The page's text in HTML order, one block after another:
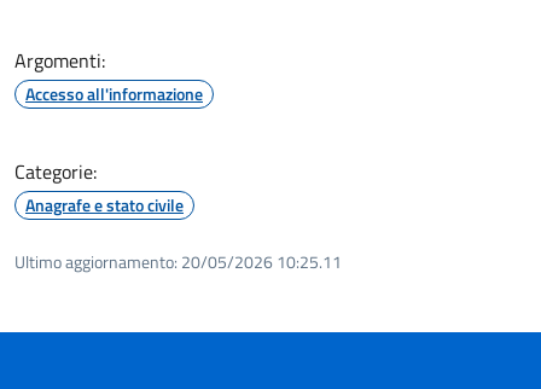
Argomenti:
Accesso all'informazione
Categorie:
Anagrafe e stato civile
Ultimo aggiornamento: 20/05/2026 10:25.11